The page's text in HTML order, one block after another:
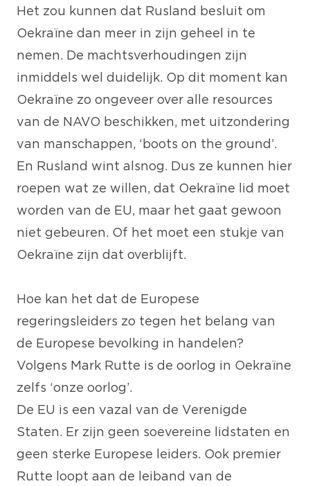
Het zou kunnen dat Rusland besluit om
Oekraïne dan meer in zijn geheel in te
nemen. De machtsverhoudingen zijn
inmiddels wel duidelijk. Op dit moment kan
Oekraïne zo ongeveer over alle resources
van de NAVO beschikken, met uitzondering
van manschappen, ‘boots on the ground’.
En Rusland wint alsnog. Dus ze kunnen hier
roepen wat ze willen, dat Oekraïne lid moet
worden van de EU, maar het gaat gewoon
niet gebeuren. Of het moet een stukje van
Oekraïne zijn dat overblijft.
Hoe kan het dat de Europese
regeringsleiders zo tegen het belang van
de Europese bevolking in handelen?
Volgens Mark Rutte is de oorlog in Oekraïne
zelfs ‘onze oorlog’.
De EU is een vazal van de Verenigde
Staten. Er zijn geen soevereine lidstaten en
geen sterke Europese leiders. Ook premier
Rutte loopt aan de leiband van de